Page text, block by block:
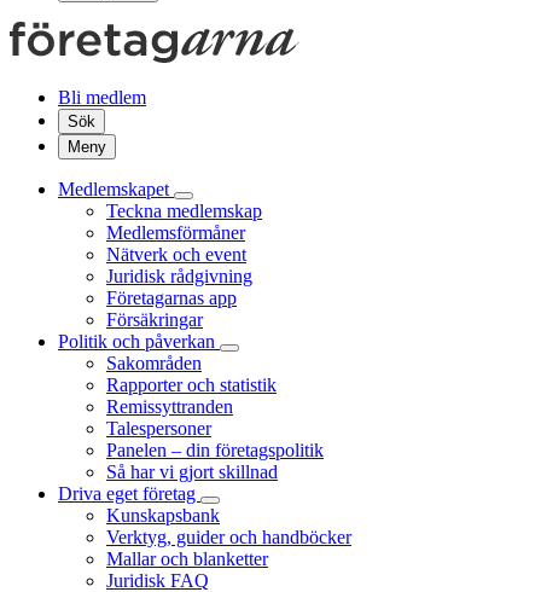
Bli medlem
Sök
Meny
Medlemskapet
Teckna medlemskap
Medlemsförmåner
Nätverk och event
Juridisk rådgivning
Företagarnas app
Försäkringar
Politik och påverkan
Sakområden
Rapporter och statistik
Remissyttranden
Talespersoner
Panelen – din företagspolitik
Så har vi gjort skillnad
Driva eget företag
Kunskapsbank
Verktyg, guider och handböcker
Mallar och blanketter
Juridisk FAQ